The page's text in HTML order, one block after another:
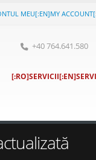
MEU[:EN]MY
+40 764.641.580